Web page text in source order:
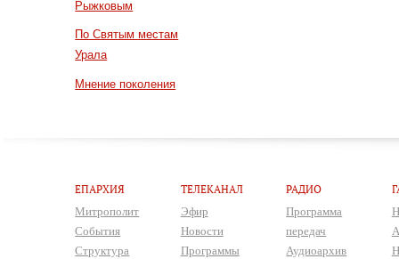
Рыжковым
По Святым местам
Урала
Мнение поколения
ЕПАРХИЯ
Митрополит
События
Структура
ТЕЛЕКАНАЛ
Эфир
Новости
Программы
РАДИО
Программа
передач
Аудиоархив